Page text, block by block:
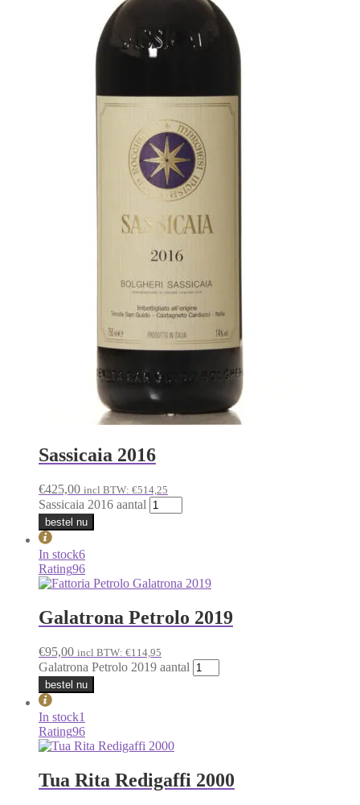
Sassicaia 2016
€425,00 incl BTW: €514,25
Sassicaia 2016 aantal
bestel nu
In stock6
Rating96
Galatrona Petrolo 2019
€95,00 incl BTW: €114,95
Galatrona Petrolo 2019 aantal
bestel nu
In stock1
Rating96
Tua Rita Redigaffi 2000